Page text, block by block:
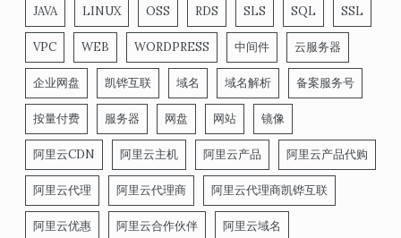
JAVA LINUX OSS RDS SLS SQL SSL
VPC WEB WORDPRESS 中间件 云服务器
企业网盘 凯铧互联 域名 域名解析 备案服务号
按量付费 服务器 网盘 网站 镜像
阿里云CDN 阿里云主机 阿里云产品 阿里云产品代购
阿里云代理 阿里云代理商 阿里云代理商凯铧互联
阿里云优惠 阿里云合作伙伴 阿里云域名